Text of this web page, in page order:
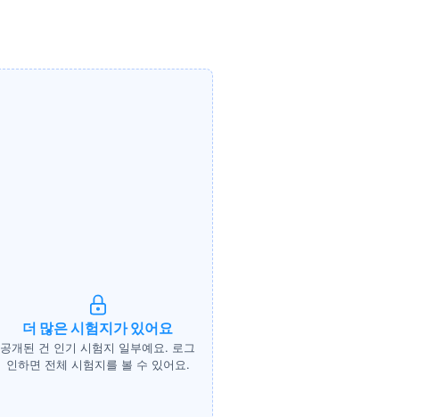
더 많은 시험지가 있어요
공개된 건 인기 시험지 일부예요. 로그
인하면 전체 시험지를 볼 수 있어요.